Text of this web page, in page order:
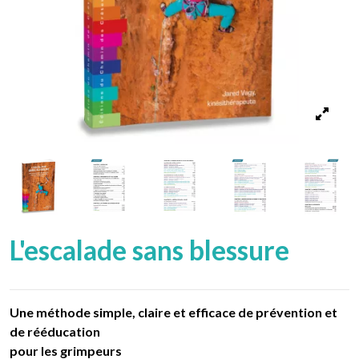
L'escalade sans blessure
Une méthode simple, claire et efficace de prévention et
de rééducation
pour les grimpeurs